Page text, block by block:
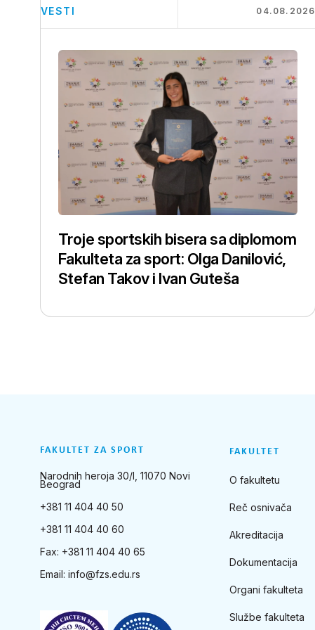
VESTI 04.08.2026
Troje sportskih bisera sa diplomom
Fakulteta za sport: Olga Danilović,
Stefan Takov i Ivan Guteša
FAKULTET ZA SPORT
Narodnih heroja 30/I, 11070 Novi
Beograd
+381 11 404 40 50
+381 11 404 40 60
Fax: +381 11 404 40 65
Email: info@fzs.edu.rs
FAKULTET
O fakultetu
Reč osnivača
Akreditacija
Dokumentacija
Organi fakulteta
Službe fakulteta